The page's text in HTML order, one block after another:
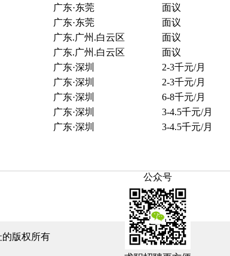
广东·东莞
面议
广东·东莞
面议
广东.广州.白云区
面议
广东.广州.白云区
面议
广东·深圳
2-3千元/月
广东·深圳
2-3千元/月
广东·深圳
6-8千元/月
广东·深圳
3-4.5千元/月
广东·深圳
3-4.5千元/月
版权所有
公众号